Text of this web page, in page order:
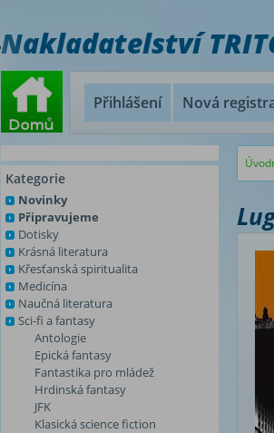
Nakladatelství
Přihlášení Nová
Kategorie
Novinky
Připravujeme
Dotisky
Krásná literatura
Křesťanská spiritualita
Medicína
Naučná literatura
Sci-fi a fantasy
Antologie
Epická fantasy
Fantastika pro mládež
Hrdinská fantasy
JFK
Klasická science fiction